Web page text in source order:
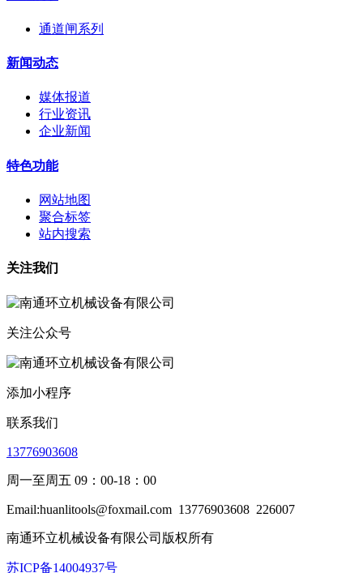
通道闸系列
新闻动态
媒体报道
行业资讯
企业新闻
特色功能
网站地图
聚合标签
站内搜索
关注我们
关注公众号
添加小程序
联系我们
13776903608
周一至周五 09：00-18：00
Email:huanlitools@foxmail.com 13776903608 226007
南通环立机械设备有限公司版权所有
苏ICP备14004937号